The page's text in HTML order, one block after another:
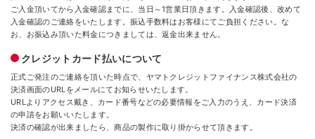
ご入金頂いてから入金確認までに、当日～1営業日頂きます。入金確認後、改めて
入金確認のご連絡をいたします。振込手数料はお客様にてご負担ください。な
お、お振込み頂いた料金につきましては、返金出来ません。
クレジットカード払いについて
正式ご発注のご連絡を頂いた時点で、ヤマトクレジットファイナンス株式会社の
決済画面のURLをメールにてお知らせいたします。
URLよりアクセス戴き、カード番号などの必要情報をご入力のうえ、カード決済
の申請をお願いいたします。
決済の確認が出来ましたら、商品の製作に取り掛からせて頂きます。